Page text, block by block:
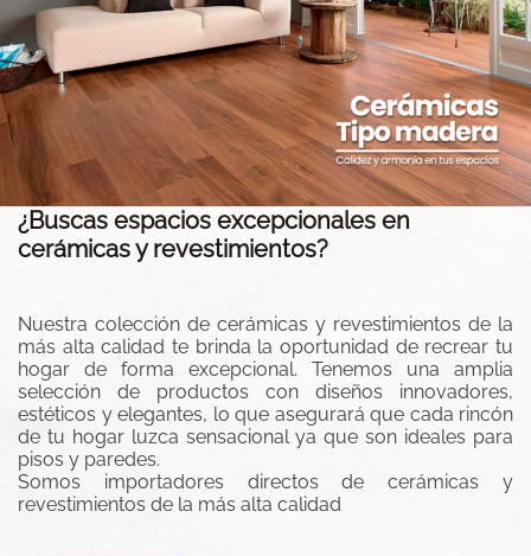
¿Buscas espacios excepcionales en
cerámicas y revestimientos?
Nuestra colección de cerámicas y revestimientos de la
más alta calidad te brinda la oportunidad de recrear tu
hogar de forma excepcional. Tenemos una amplia
selección de productos con diseños innovadores,
estéticos y elegantes, lo que asegurará que cada rincón
de tu hogar luzca sensacional ya que son ideales para
pisos y paredes.
Somos importadores directos de cerámicas y
revestimientos de la más alta calidad